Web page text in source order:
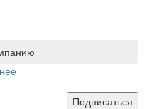
Подписаться